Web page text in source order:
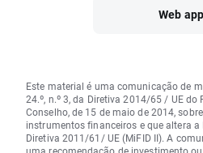
Web app
Este material é uma comunicação de
24.º, n.º 3, da Diretiva 2014/65 / UE
Conselho, de 15 de maio de 2014,
instrumentos financeiros e que altera
Diretiva 2011/61/ UE (MiFID II). A